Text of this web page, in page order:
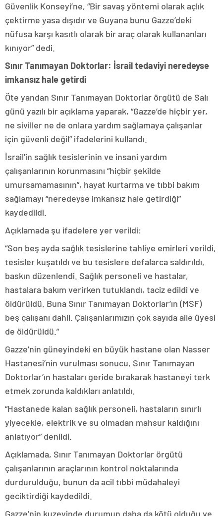
Güvenlik Konseyi’ne, “Bir savaş yöntemi olarak açlık
çektirme yasa dışıdır ve Guyana bunu Gazze’deki
nüfusa karşı kasıtlı olarak bir araç olarak kullananları
kınıyor” dedi.
Sınır Tanımayan Doktorlar: İsrail tedaviyi neredeyse
imkansız hale getirdi
Öte yandan Sınır Tanımayan Doktorlar örgütü de Salı
günü yazılı bir açıklama yaparak, “Gazze’de hiçbir yer,
ne siviller ne de onlara yardım sağlamaya çalışanlar
için güvenli değil” ifadelerini kullandı.
İsrail’in sağlık tesislerinin ve insani yardım
çalışanlarının korunmasını “hiçbir şekilde
umursamamasının”, hayat kurtarma ve tıbbi bakım
sağlamayı “neredeyse imkansız hale getirdiği”
kaydedildi.
Açıklamada şu ifadelere yer verildi:
“Son beş ayda sağlık tesislerine tahliye emirleri verildi,
tesisler kuşatıldı ve bu tesislere defalarca saldırıldı,
baskın düzenlendi. Sağlık personeli ve hastalar,
hastalara bakım verirken tutuklandı, taciz edildi ve
öldürüldü. Buna Sınır Tanımayan Doktorlar’ın (MSF)
beş çalışanı dahil. Çalışanlarımızın çok sayıda aile üyesi
de öldürüldü.”
Gazze’nin güneyindeki en büyük hastane olan Nasser
Hastanesi’nin vurulması sonucu, Sınır Tanımayan
Doktorlar’ın hastaları geride bırakarak hastaneyi terk
etmek zorunda kaldıkları anlatıldı.
“Hastanede kalan sağlık personeli, hastaların sınırlı
yiyecekle, elektrik ve su olmadan mahsur kaldığını
anlatıyor” denildi.
Açıklamada, Sınır Tanımayan Doktorlar örgütü
çalışanlarının araçlarının kontrol noktalarında
durdurulduğu, bunun da acil tıbbi müdahaleyi
geciktirdiği kaydedildi.
Gazze’nin kuzeyinde durumun daha da kötü olduğu ve